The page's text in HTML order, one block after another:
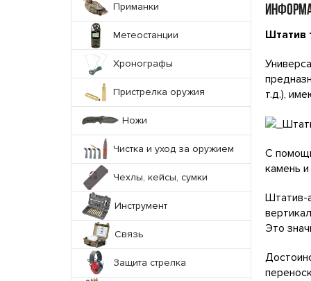
Приманки
Метеостанции
Хронографы
Пристрелка оружия
Ножи
Чистка и уход за оружием
Чехлы, кейсы, сумки
Инструмент
Связь
Защита стрелка
Штатив
т.д.),
С
камень
Штатив-
Это